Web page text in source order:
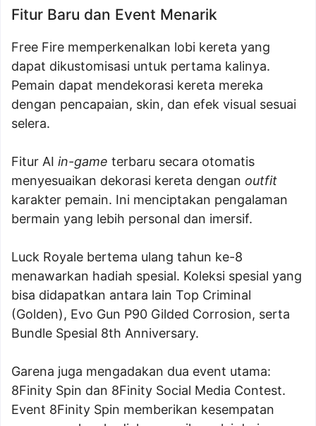
Fitur Baru dan Event Menarik
Free Fire memperkenalkan lobi kereta yang
dapat dikustomisasi untuk pertama kalinya.
Pemain dapat mendekorasi kereta mereka
dengan pencapaian, skin, dan efek visual sesuai
selera.
Fitur AI in-game terbaru secara otomatis
menyesuaikan dekorasi kereta dengan outfit
karakter pemain. Ini menciptakan pengalaman
bermain yang lebih personal dan imersif.
Luck Royale bertema ulang tahun ke-8
menawarkan hadiah spesial. Koleksi spesial yang
bisa didapatkan antara lain Top Criminal
(Golden), Evo Gun P90 Gilded Corrosion, serta
Bundle Spesial 8th Anniversary.
Garena juga mengadakan dua event utama:
8Finity Spin dan 8Finity Social Media Contest.
Event 8Finity Spin memberikan kesempatan